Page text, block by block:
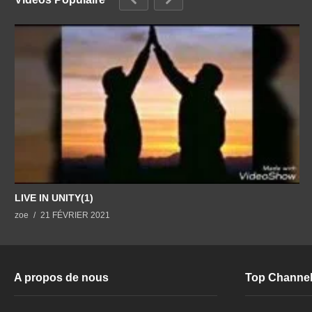
LIVE IN UNITY(1)
zoe 21 FÉVRIER 2021
A propos de nous Top